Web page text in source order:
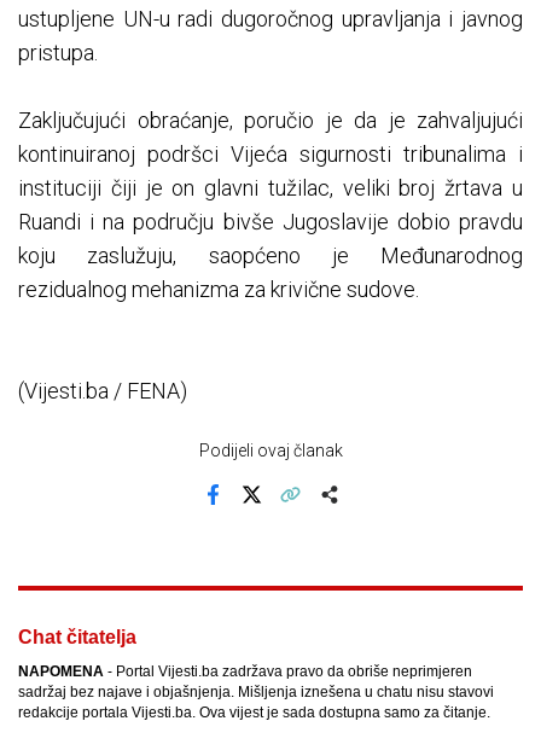
ustupljene UN-u radi dugoročnog upravljanja i javnog
pristupa.
Zaključujući obraćanje, poručio je da je zahvaljujući
kontinuiranoj podršci Vijeća sigurnosti tribunalima i
instituciji čiji je on glavni tužilac, veliki broj žrtava u
Ruandi i na području bivše Jugoslavije dobio pravdu
koju zaslužuju, saopćeno je Međunarodnog
rezidualnog mehanizma za krivične sudove.
(Vijesti.ba / FENA)
Podijeli ovaj članak
Chat čitatelja
NAPOMENA - Portal Vijesti.ba zadržava pravo da obriše neprimjeren
sadržaj bez najave i objašnjenja. Mišljenja iznešena u chatu nisu stavovi
redakcije portala Vijesti.ba. Ova vijest je sada dostupna samo za čitanje.